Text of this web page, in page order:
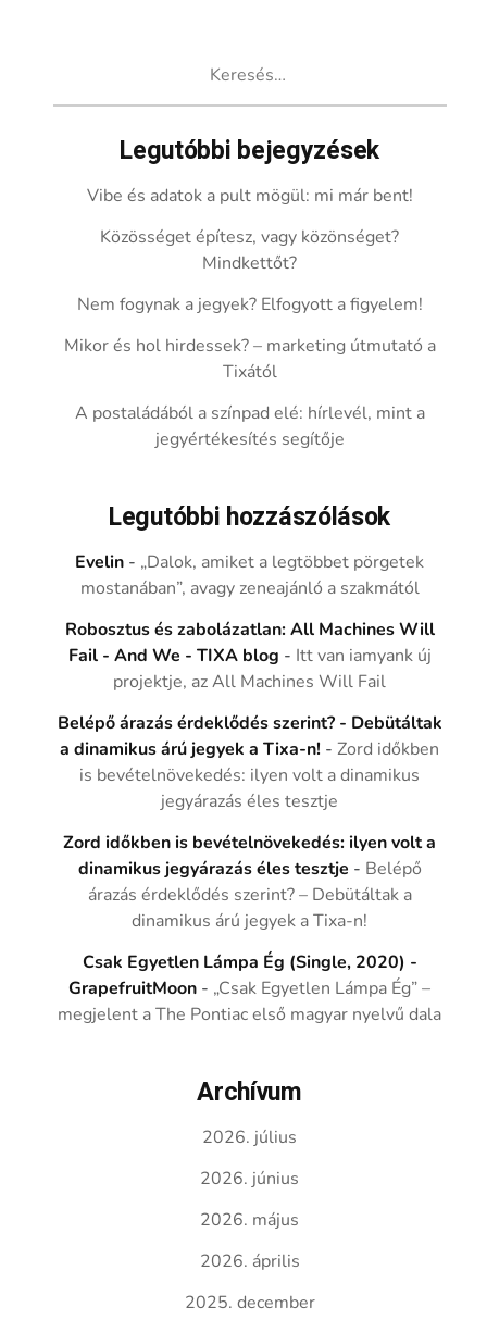
Legutóbbi bejegyzések
Vibe és adatok a pult mögül: mi már bent!
Közösséget építesz, vagy közönséget?
Mindkettőt?
Nem fogynak a jegyek? Elfogyott a figyelem!
Mikor és hol hirdessek? – marketing útmutató a
Tixától
A postaládából a színpad elé: hírlevél, mint a
jegyértékesítés segítője
Legutóbbi hozzászólások
Evelin - „Dalok, amiket a legtöbbet pörgetek
mostanában”, avagy zeneajánló a szakmától
Robosztus és zabolázatlan: All Machines Will
Fail - And We - TIXA blog - Itt van iamyank új
projektje, az All Machines Will Fail
Belépő árazás érdeklődés szerint? - Debütáltak
a dinamikus árú jegyek a Tixa-n! -Zord időkben
is bevételnövekedés: ilyen volt a dinamikus
jegyárazás éles tesztje
Zord időkben is bevételnövekedés: ilyen volt a
dinamikus jegyárazás éles tesztje - Belépő
árazás érdeklődés szerint? – Debütáltak a
dinamikus árú jegyek a Tixa-n!
Csak Egyetlen Lámpa Ég (Single, 2020) -
GrapefruitMoon - „Csak Egyetlen Lámpa Ég” –
megjelent a The Pontiac első magyar nyelvű dala
Archívum
2026. július
2026. június
2026. május
2026. április
2025. december